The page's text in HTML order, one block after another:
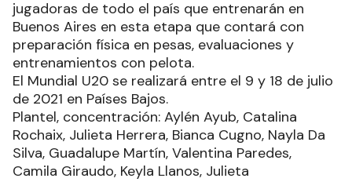
jugadoras de todo el país que entrenarán en
Buenos Aires en esta etapa que contará con
preparación física en pesas, evaluaciones y
entrenamientos con pelota.
El Mundial U20 se realizará entre el 9 y 18 de julio
de 2021 en Países Bajos.
Plantel, concentración: Aylén Ayub, Catalina
Rochaix, Julieta Herrera, Bianca Cugno, Nayla Da
Silva, Guadalupe Martín, Valentina Paredes,
Camila Giraudo, Keyla Llanos, Julieta